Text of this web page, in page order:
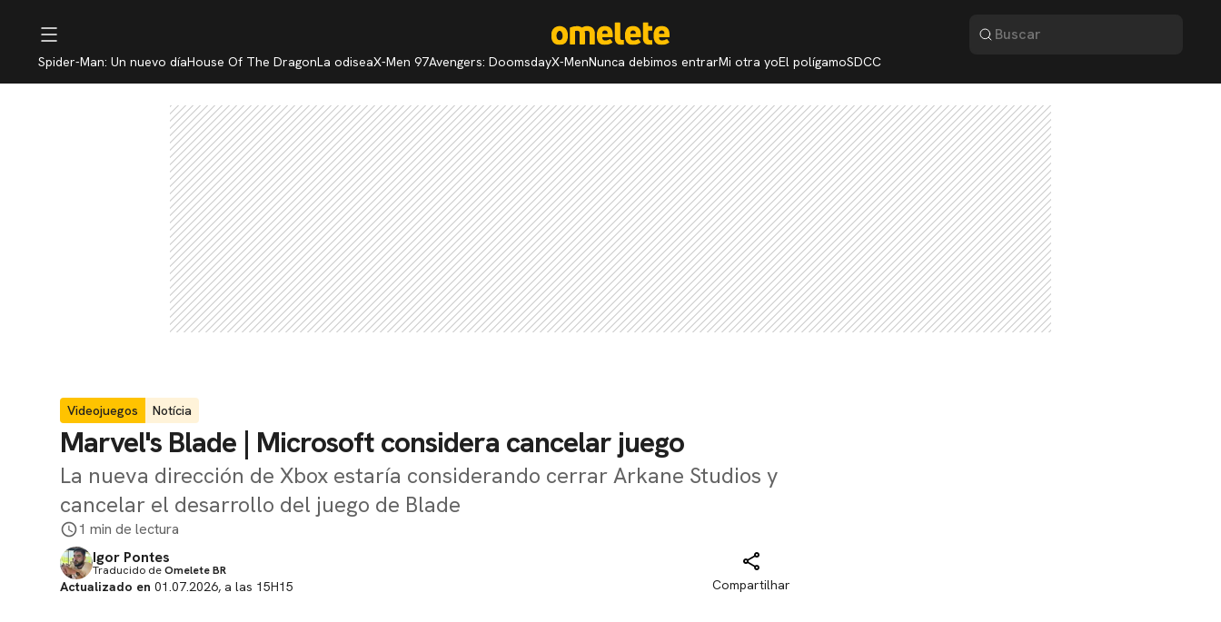
Spider-Man: Un nuevo díaHouse Of The DragonLa odiseaX-Men 97Avengers: DoomsdayX-MenNunca debimos entrarMi otra yoEl polígamoSDCC
Videojuegos Notícia
Marvel's Blade | Microsoft considera cancelar juego
La nueva dirección de Xbox estaría considerando cerrar Arkane Studios y
cancelar el desarrollo del juego de Blade
1 min de lectura
Igor Pontes
Traducido deOmelete BR
Actualizado en 01.07.2026, a las 15H15 Compartilhar